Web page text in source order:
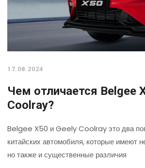
17.08.2024
Чем отличается Belgee
Coolray?
Belgee X50 и Geely Coolray это два
китайских автомобиля, которые имеют
но также и существенные различия